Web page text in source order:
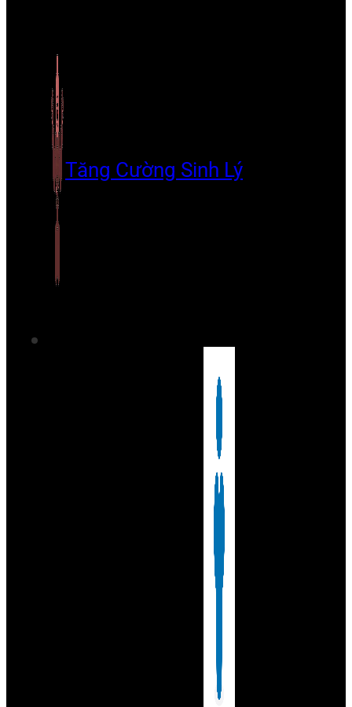
Tăng Cường Sinh Lý